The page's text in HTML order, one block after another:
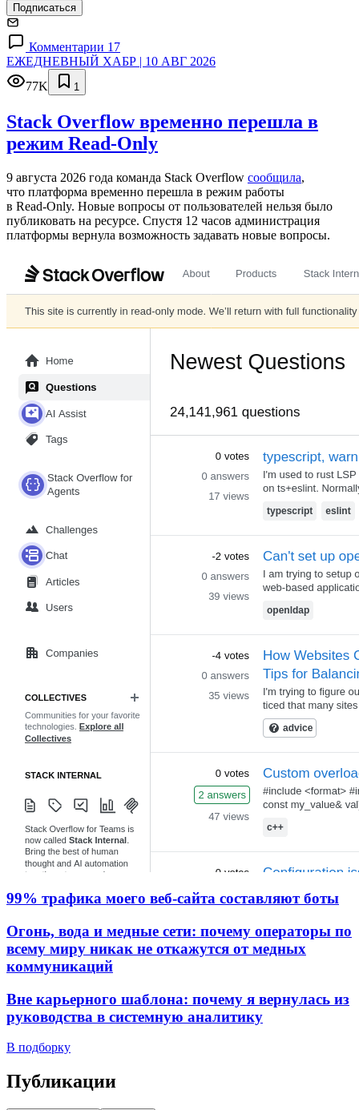
Подписаться
Комментарии 17
ЕЖЕДНЕВНЫЙ ХАБР | 10 АВГ 2026
77K
1
Stack Overflow временно перешла в
режим Read-Only
9 августа 2026 года команда Stack Overflow сообщила,
что платформа временно перешла в режим работы
в Read‑Only. Новые вопросы от пользователей нельзя было
публиковать на ресурсе. Спустя 12 часов администрация
платформы вернула возможность задавать новые вопросы.
99% трафика моего веб‑сайта составляют боты
Огонь, вода и медные сети: почему операторы по
всему миру никак не откажутся от медных
коммуникаций
Вне карьерного шаблона: почему я вернулась из
руководства в системную аналитику
В подборку
Публикации